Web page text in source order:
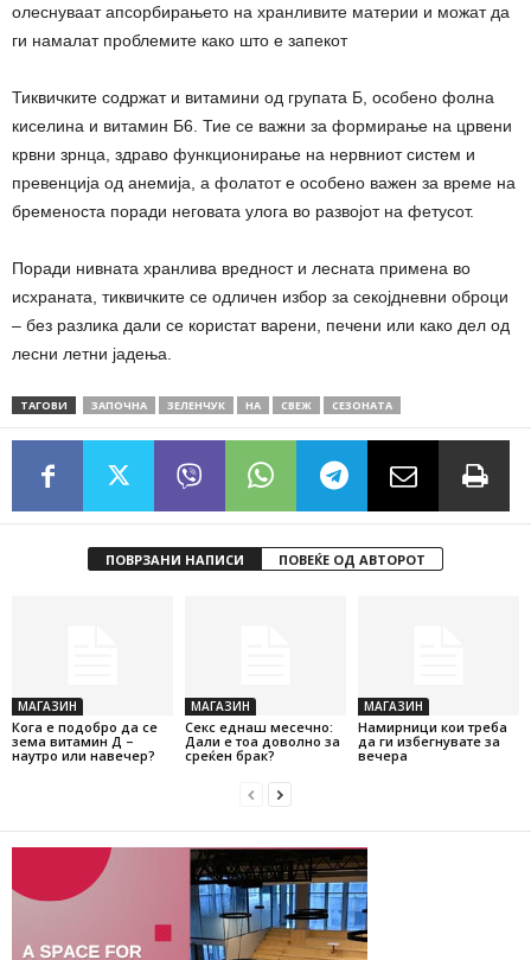
олеснуваат апсорбирањето на хранливите материи и можат да
ги намалат проблемите како што е запекот
Тиквичките содржат и витамини од групата Б, особено фолна
киселина и витамин Б6. Тие се важни за формирање на црвени
крвни зрнца, здраво функционирање на нервниот систем и
превенција од анемија, а фолатот е особено важен за време на
бременоста поради неговата улога во развојот на фетусот.
Поради нивната хранлива вредност и лесната примена во
исхраната, тиквичките се одличен избор за секојдневни оброци
– без разлика дали се користат варени, печени или како дел од
лесни летни јадења.
ТАГОВИ ЗАПОЧНА ЗЕЛЕНЧУК НА СВЕЖ СЕЗОНАТА
ПОВРЗАНИ НАПИСИ ПОВЕЌЕ ОД АВТОРОТ
МАГАЗИН
Кога е подобро да се
зема витамин Д –
наутро или навечер?
МАГАЗИН
Секс еднаш месечно:
Дали е тоа доволно за
среќен брак?
МАГАЗИН
Намирници кои треба
да ги избегнувате за
вечера